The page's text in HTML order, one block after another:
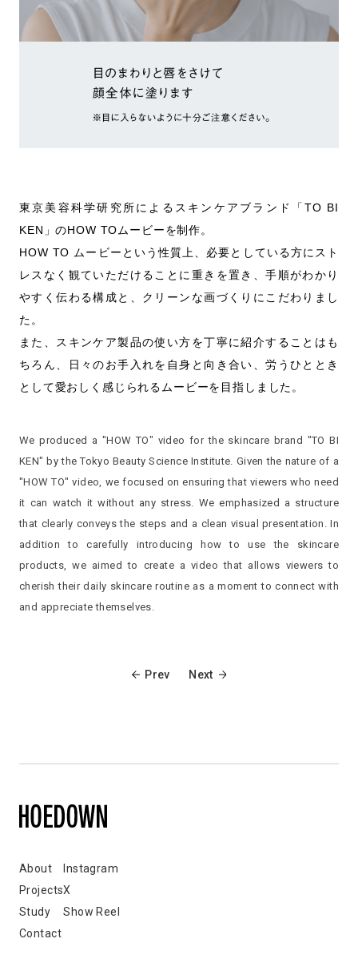
東京美容科学研究所によるスキンケアブランド「TO BI
KEN」のHOW TOムービーを制作。
HOW TO ムービーという性質上、必要としている方にスト
レスなく観ていただけることに重きを置き、手順がわかり
やすく伝わる構成と、クリーンな画づくりにこだわりまし
た。
また、スキンケア製品の使い方を丁寧に紹介することはも
ちろん、日々のお手入れを自身と向き合い、労うひととき
として愛おしく感じられるムービーを目指しました。
We produced a "HOW TO" video for the skincare brand "TO BI
KEN" by the Tokyo Beauty Science Institute. Given the nature of a
"HOW TO" video, we focused on ensuring that viewers who need
it can watch it without any stress. We emphasized a structure
that clearly conveys the steps and a clean visual presentation. In
addition to carefully introducing how to use the skincare
products, we aimed to create a video that allows viewers to
cherish their daily skincare routine as a moment to connect with
and appreciate themselves.
Prev Next
About
Projects
Study
Contact
Instagram
X
Show Reel